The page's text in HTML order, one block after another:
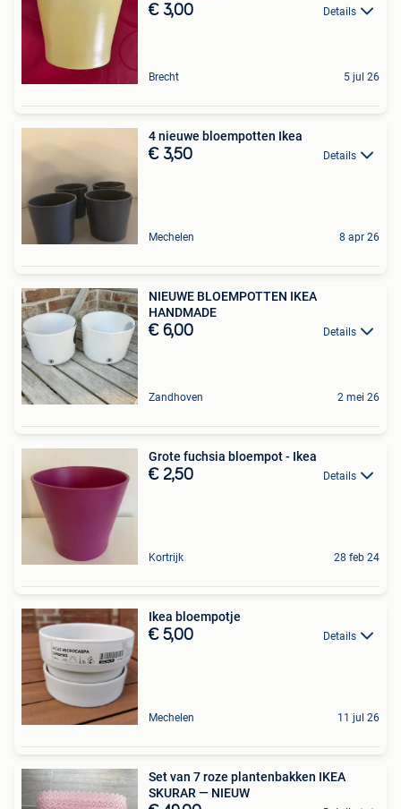
€ 3,00 Details
Brecht 5 jul 26
4 nieuwe bloempotten Ikea
€ 3,50 Details
Mechelen 8 apr 26
NIEUWE BLOEMPOTTEN IKEA
HANDMADE
€ 6,00 Details
Zandhoven 2 mei 26
Grote fuchsia bloempot - Ikea
€ 2,50 Details
Kortrijk 28 feb 24
Ikea bloempotje
€ 5,00 Details
Mechelen 11 jul 26
Set van 7 roze plantenbakken IKEA
SKURAR — NIEUW